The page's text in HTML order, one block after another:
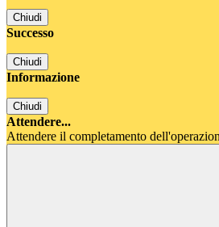
Chiudi
Successo
Chiudi
Informazione
Chiudi
Attendere...
Attendere il completamento